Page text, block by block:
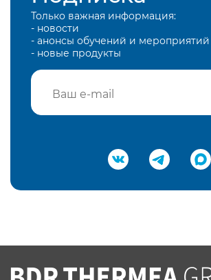
Только важная информация:
- новости
- анонсы обучений и мероприятий
- новые продукты
Подтвердить e-mail
Вы соглашаетесь с нашей